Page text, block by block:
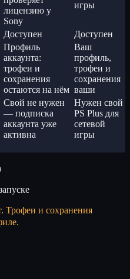
лицензию у
Sony
игры
Доступен Доступен
Профиль
аккаунта:
трофеи и
сохранения
остаются на нём
Ваш
профиль,
трофеи и
сохранения
ваши
Свой не нужен
— подписка
аккаунта уже
активна
Нужен свой
PS Plus для
сетевой
игры
Трофеи и сохранения